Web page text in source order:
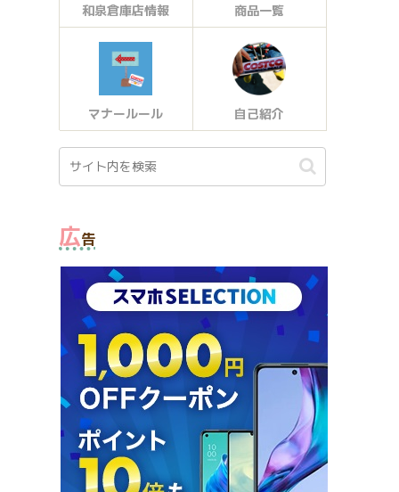
和泉倉庫店情報 商品一覧
マナールール 自己紹介
広告